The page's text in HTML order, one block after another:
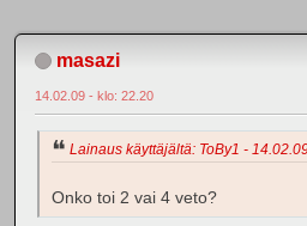
masazi
14.02.09 - klo: 22.20
Lainaus käyttäjältä: ToBy1 -
Onko toi 2 vai 4 veto?